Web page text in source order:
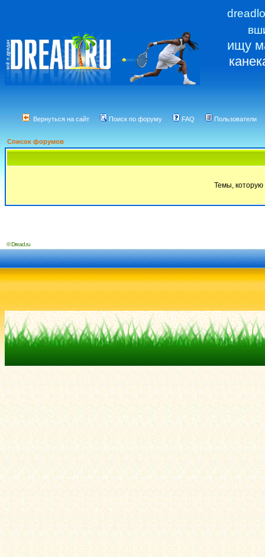
ищу
Вернуться на сайт Поиск по форуму FAQ Пользователи
Список форумов
Темы, которую
© Dread.ru